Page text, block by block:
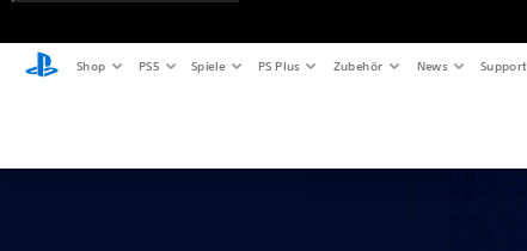
Shop PS5 Spiele PS Plus Zubehör News Support